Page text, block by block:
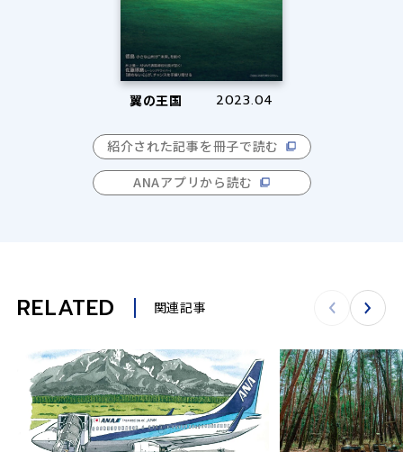
V
i
e
o
翼の王国 2023.04
紹介された記事を冊子で読む
ANAアプリから読む
RELATED 関連記事